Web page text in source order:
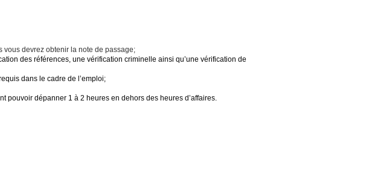
vous devrez obtenir la note de passage;
des références, une vérification criminelle ainsi qu’une vérification de
dans le cadre de l’emploi;
pouvoir dépanner 1 à 2 heures en dehors des heures d’affaires.